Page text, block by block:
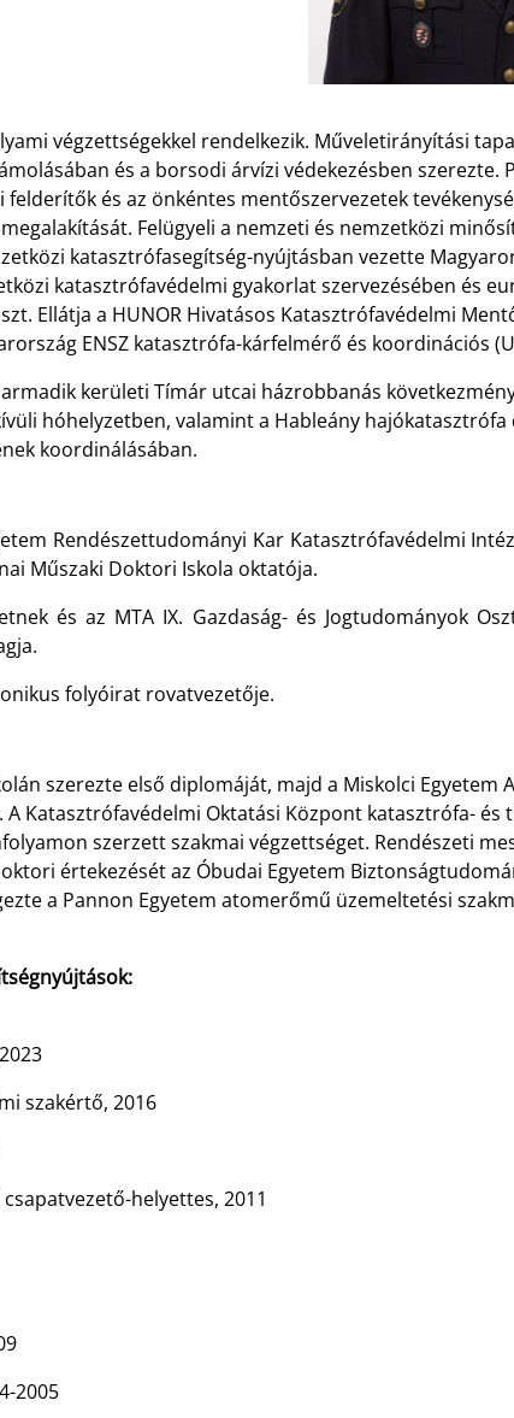
végzettségekkel rendelkezik. Műveletirányítási
és a borsodi árvízi védekezésben szerezte.
felderítők és az önkéntes mentőszervezetek
Felügyeli a nemzeti és nemzetközi
katasztrófasegítség-nyújtásban vezette
katasztrófavédelmi gyakorlat szervezésében és
Ellátja a HUNOR Hivatásos Katasztrófavédelmi
ENSZ katasztrófa-kárfelmérő és koordinációs
kerületi Tímár utcai házrobbanás
hóhelyzetben, valamint a Hableány hajókatasztrófa
koordinálásában.
Rendészettudományi Kar Katasztrófavédelmi
Műszaki Doktori Iskola oktatója.
és az MTA IX. Gazdaság- és Jogtudományok
folyóirat rovatvezetője.
szerezte első diplomáját, majd a Miskolci Egyetem
Katasztrófavédelmi Oktatási Központ katasztrófa- és
szerzett szakmai végzettséget. Rendészeti
értekezését az Óbudai Egyetem
a Pannon Egyetem atomerőmű üzemeltetési
szakértő, 2016
helyettes, 2011
2005